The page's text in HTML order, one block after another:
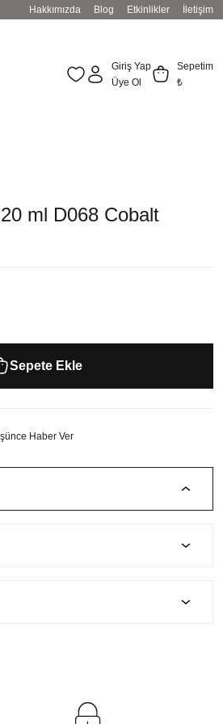
Hakkımızda Blog Etkinlikler İletişim
Giriş Yap
Üye Ol
Sepetim
₺
ml D068 Cobalt
Sepete Ekle
Haber Ver